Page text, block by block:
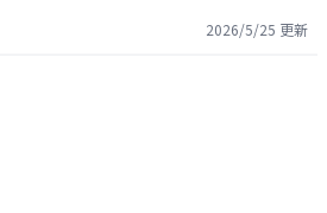
2026/5/25 更新